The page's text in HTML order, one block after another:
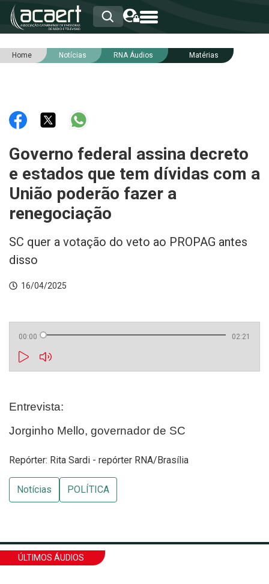
HOME
RNA
NOTÍCIAS
INTEGRIDADE
Home Notícias RNA Áudios Matérias
Governo federal assina decreto
e estados que tem dívidas com a
União poderão fazer a
renegociação
SC quer a votação do veto ao PROPAG antes
disso
16/04/2025
00:00 02:21
Entrevista:
Jorginho Mello, governador de SC
Repórter: Rita Sardi - repórter RNA/Brasília
Notícias POLÍTICA
ÚLTIMOS ÁUDIOS